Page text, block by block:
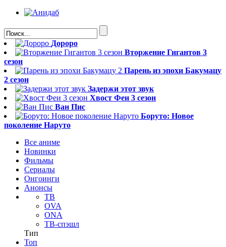
Дороро
Вторжение Гигантов 3
сезон
Парень из эпохи Бакумацу
2 сезон
Задержи этот звук
Хвост Феи 3 сезон
Ван Пис
Боруто: Новое
поколение Наруто
Все аниме
Новинки
Фильмы
Сериалы
Онгоинги
Анонсы
ТВ
OVA
ONA
ТВ-спэшл
Тип
Топ